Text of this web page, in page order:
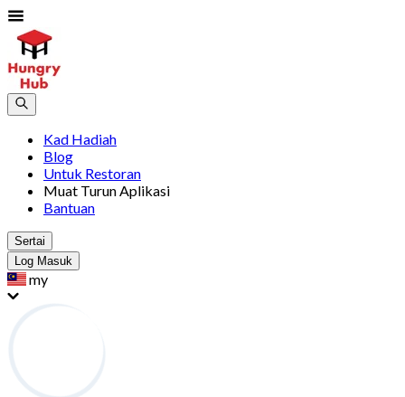
Kad Hadiah
Blog
Untuk Restoran
Muat Turun Aplikasi
Bantuan
Sertai
Log Masuk
my